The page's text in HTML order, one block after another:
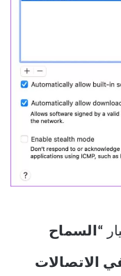
“السماح
الاتصالات